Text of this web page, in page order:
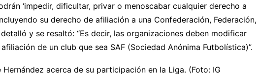
‘impedir, dificultar, privar o menoscabar cualquier derecho a
su derecho de afiliación a una Confederación, Federación,
detalló y se resaltó: “Es decir, las organizaciones deben modificar
de un club que sea SAF (Sociedad Anónima Futbolística)”.